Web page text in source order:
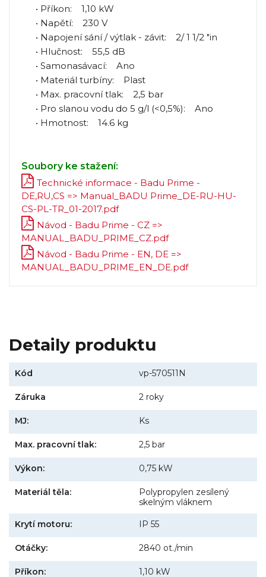
• Příkon: 1,10 kW
• Napětí: 230 V
• Napojení sání / výtlak - závit: 2/ 1 1/2 "in
• Hlučnost: 55,5 dB
• Samonasávací: Ano
• Materiál turbíny: Plast
• Max. pracovní tlak: 2,5 bar
• Pro slanou vodu do 5 g/l (<0,5%): Ano
• Hmotnost: 14.6 kg
Soubory ke stažení:
Technické informace - Badu Prime -
DE,RU,CS => Manual_BADU Prime_DE-RU-HU-
CS-PL-TR_01-2017.pdf
Návod - Badu Prime - CZ =>
MANUAL_BADU_PRIME_CZ.pdf
Návod - Badu Prime - EN, DE =>
MANUAL_BADU_PRIME_EN_DE.pdf
Detaily produktu
Kód vp-570511N
Záruka 2 roky
MJ: Ks
Max. pracovní tlak: 2,5 bar
Výkon: 0,75 kW
Materiál těla:
Polypropylen zesílený
skelným vláknem
Krytí motoru: IP 55
Otáčky: 2840 ot./min
Příkon: 1,10 kW